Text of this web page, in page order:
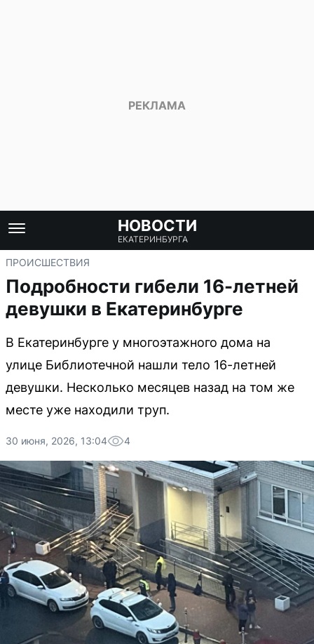
НОВОСТИ
ЕКАТЕРИНБУРГА
ПРОИСШЕСТВИЯ
Подробности гибели 16-летней
девушки в Екатеринбурге
В Екатеринбурге у многоэтажного дома на
улице Библиотечной нашли тело 16-летней
девушки. Несколько месяцев назад на том же
месте уже находили труп.
30 июня, 2026, 13:04 4